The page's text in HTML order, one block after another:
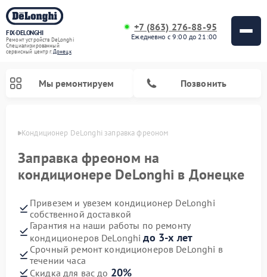
FIX-DELONGHI
Ремонт устройств DeLonghi
Специализированный
cервисный центр г.Донецк
+7 (863) 276-88-95
Ежедневно с 9:00 до 21:00
Мы ремонтируем Позвонить
Кондиционер DeLonghi заправка фреоном
Заправка фреоном на
кондиционере DeLonghi в Донецке
Привезем и увезем кондиционер DeLonghi
собственной доставкой
Гарантия на наши работы по ремонту
кондиционеров DeLonghiдо 3-х лет
Срочный ремонт кондиционеров DeLonghi в
течении часа
Скидка для вас до 20%